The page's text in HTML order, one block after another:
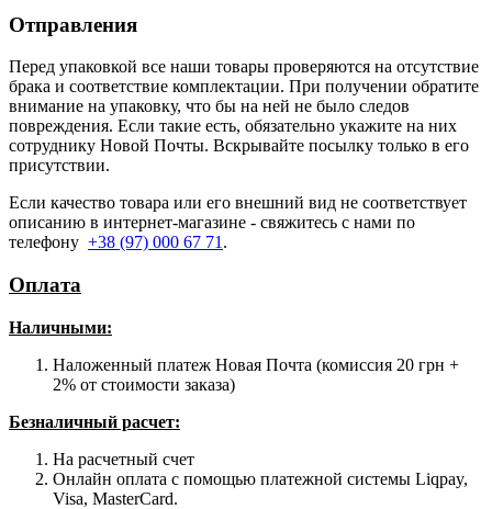
Отправления
Перед упаковкой все наши товары проверяются на отсутствие
брака и соответствие комплектации. При получении обратите
внимание на упаковку, что бы на ней не было следов
повреждения. Если такие есть, обязательно укажите на них
сотруднику Новой Почты. Вскрывайте посылку только в его
присутствии.
Если качество товара или его внешний вид не соответствует
описанию в интернет-магазине - свяжитесь с нами по
телефону +38 (97) 000 67 71 .
Оплата
Наличными:
Наложенный платеж Новая Почта (комиссия 20 грн +
2% от стоимости заказа)
Безналичный расчет:
На расчетный счет
Онлайн оплата с помощью платежной системы Liqpay,
Visa, MasterCard.